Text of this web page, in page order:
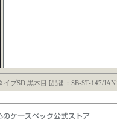
プSD 黒木目 [品番：SB-ST-147/